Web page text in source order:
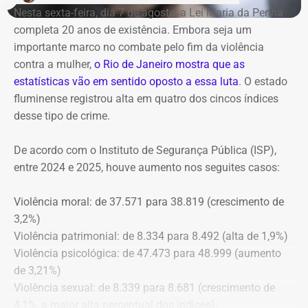
plenário do TCE-RJ, determina a notificação da ex-
presidente do Itaprevi Fernanda; do ex-prefeito de Itaguaí,
Rubem Vieira de Souza, o Rubão; e de outros diretores e
conselheiros do fundo municipal.
Além disso, o tribunal aprovou a expedição de ofício com
cópia integral do processo ao Ministério Público do
apuração de possíveis ilícitos nas esferas cível e criminal,
e à Secretaria de Regime Próprio e Complementar do
Nesta sexta-feira, dia 7 de agosto, a Lei Maria da Penha
completa 20 anos de existência. Embora seja um
importante marco no combate pelo fim da violência
contra a mulher, o Rio de Janeiro mostra que as
estatísticas vão em sentido oposto a essa luta. O estado
fluminense registrou alta em quatro dos cincos índices
desse tipo de crime.
De acordo com o Instituto de Segurança Pública (ISP),
entre 2024 e 2025, houve aumento nos seguites casos:
Violência moral: de 37.571 para 38.819 (crescimento de
3,2%)
Violência patrimonial: de 8.334 para 8.492 (alta de 1,9%)
Violência psicológica: de 47.473 para 48.999 (aumento
de 3,21%)
Violência sexual: de 8.339 para 8.681 (crescimento de